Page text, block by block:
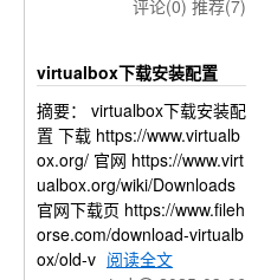
评论(0) 推荐(7)
virtualbox下载安装配置
摘要： virtualbox下载安装配
置 下载 https://www.virtualb
ox.org/ 官网 https://www.virt
ualbox.org/wiki/Downloads
官网下载页 https://www.fileh
orse.com/download-virtualb
ox/old-v 阅读全文